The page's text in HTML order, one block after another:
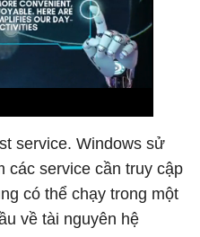
service. Windows sử
các service cần truy cập
có thể chạy trong một
về tài nguyên hệ